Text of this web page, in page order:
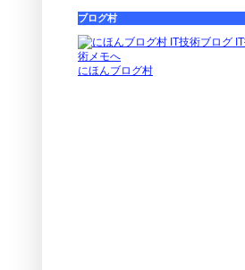
ブログ村
にほんブログ村